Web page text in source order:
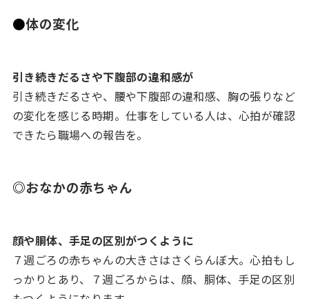
●体の変化
引き続きだるさや下腹部の違和感が
引き続きだるさや、腰や下腹部の違和感、胸の張りなど
の変化を感じる時期。仕事をしている人は、心拍が確認
できたら職場への報告を。
◎おなかの赤ちゃん
顔や胴体、手足の区別がつくように
７週ごろの赤ちゃんの大きさはさくらんぼ大。心拍もし
っかりとあり、７週ごろからは、顔、胴体、手足の区別